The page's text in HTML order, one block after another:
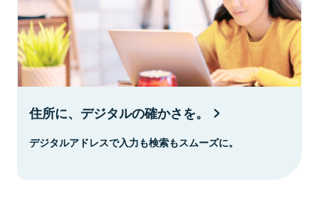
住所に、デジタルの確かさを。
デジタルアドレスで入力も検索もスムーズに。